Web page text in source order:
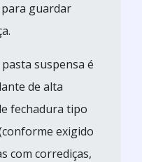
guardar
suspensa é
de alta
fechadura tipo
exigido
com corrediças,